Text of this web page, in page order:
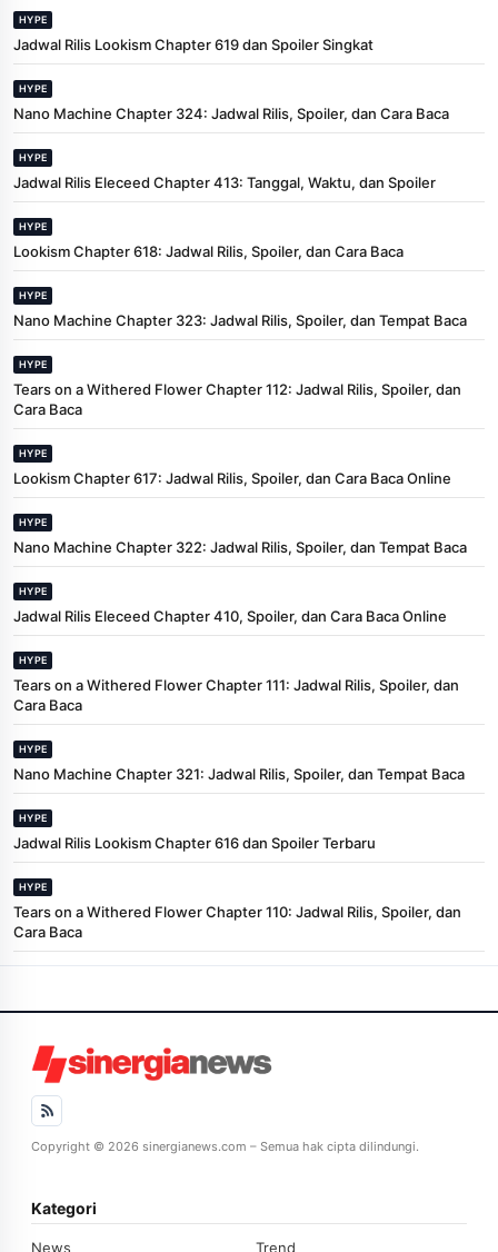
HYPE
Jadwal Rilis Lookism Chapter 619 dan Spoiler Singkat
HYPE
Nano Machine Chapter 324: Jadwal Rilis, Spoiler, dan Cara Baca
HYPE
Jadwal Rilis Eleceed Chapter 413: Tanggal, Waktu, dan Spoiler
HYPE
Lookism Chapter 618: Jadwal Rilis, Spoiler, dan Cara Baca
HYPE
Nano Machine Chapter 323: Jadwal Rilis, Spoiler, dan Tempat Baca
HYPE
Tears on a Withered Flower Chapter 112: Jadwal Rilis, Spoiler, dan
Cara Baca
HYPE
Lookism Chapter 617: Jadwal Rilis, Spoiler, dan Cara Baca Online
HYPE
Nano Machine Chapter 322: Jadwal Rilis, Spoiler, dan Tempat Baca
HYPE
Jadwal Rilis Eleceed Chapter 410, Spoiler, dan Cara Baca Online
HYPE
Tears on a Withered Flower Chapter 111: Jadwal Rilis, Spoiler, dan
Cara Baca
HYPE
Nano Machine Chapter 321: Jadwal Rilis, Spoiler, dan Tempat Baca
HYPE
Jadwal Rilis Lookism Chapter 616 dan Spoiler Terbaru
HYPE
Tears on a Withered Flower Chapter 110: Jadwal Rilis, Spoiler, dan
Cara Baca
Copyright © 2026 sinergianews.com – Semua hak cipta dilindungi.
Kategori
News Trend